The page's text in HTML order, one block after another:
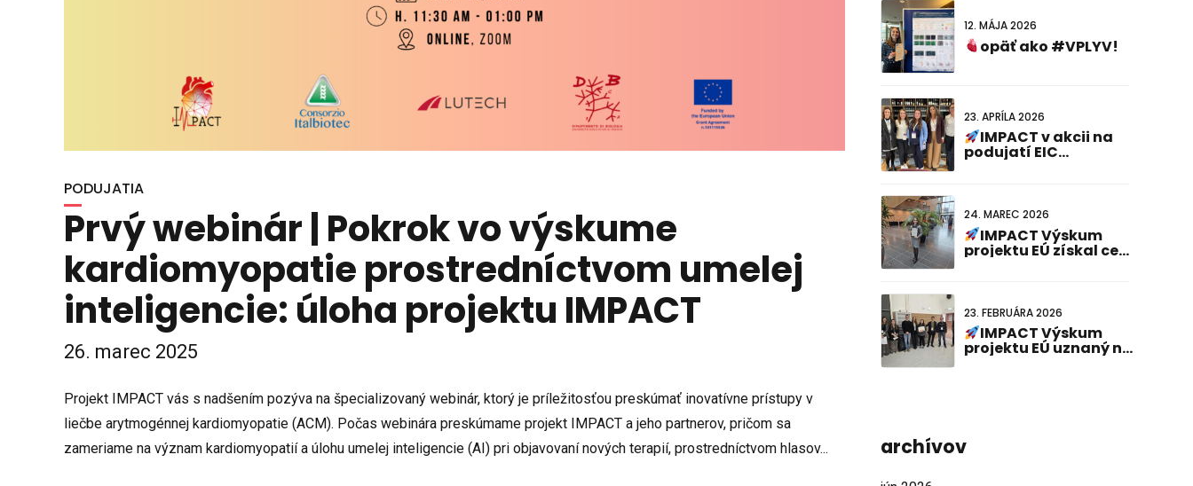
PODUJATIA
Prvý webinár | Pokrok vo výskume
kardiomyopatie prostredníctvom umelej
inteligencie: úloha projektu IMPACT
26. marec 2025
Projekt IMPACT vás s nadšením pozýva na špecializovaný webinár, ktorý je príležitosťou preskúmať inovatívne prístupy v
liečbe arytmogénnej kardiomyopatie (ACM). Počas webinára preskúmame projekt IMPACT a jeho partnerov, pričom sa
zameriame na význam kardiomyopatií a úlohu umelej inteligencie (AI) pri objavovaní nových terapií, prostredníctvom hlasov...
12. MÁJA 2026
opäť ako #VPLYV!
23. APRÍLA 2026
IMPACT v akcii na
podujatí EIC
24. MAREC 2026
IMPACT Výskum
projektu EÚ získal cenu
nemeckom spoločnom
stretnutí!
23. FEBRUÁRA 2026
IMPACT Výskum
projektu EÚ uznaný na
archívov